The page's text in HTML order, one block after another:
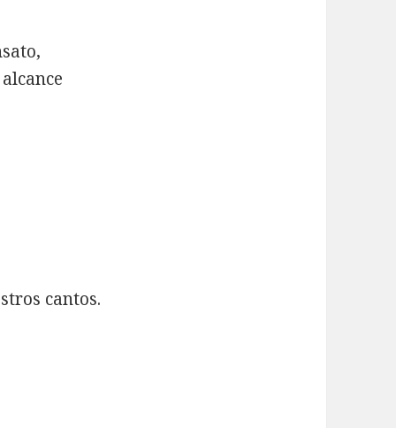
cantos.